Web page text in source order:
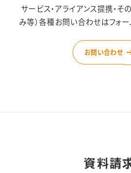
サービス・アライアンス提携・そ
み等）各種お問い合わせはフォー
お問い合わせ
資料請